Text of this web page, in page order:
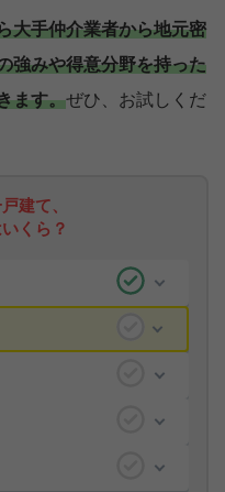
大手仲介業者から地元密
強みや得意分野を持った
ます。ぜひ、お試しくだ
建て、
くら？